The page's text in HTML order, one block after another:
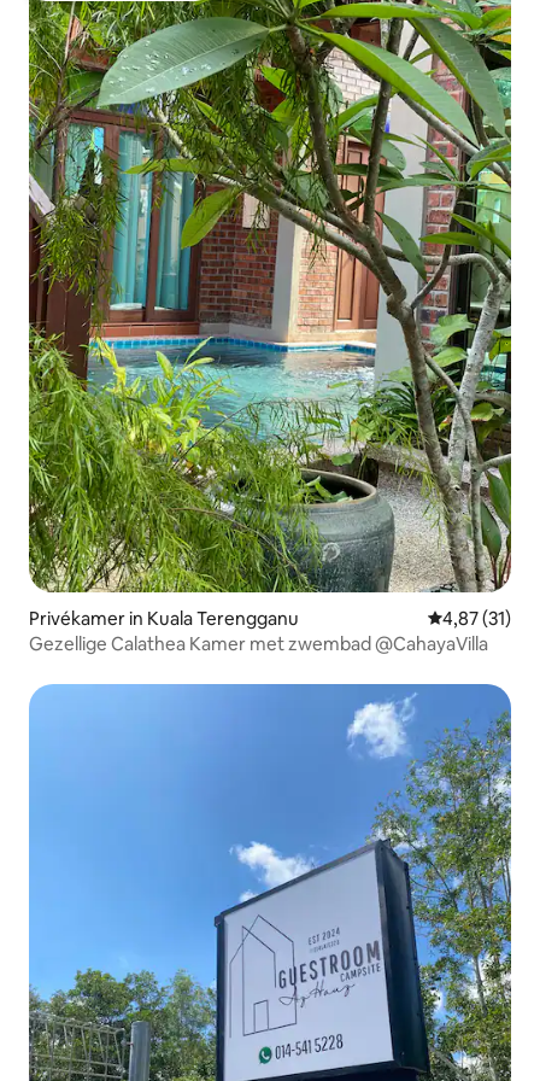
Privékamer in Kuala Terengganu Gemiddelde
4,87 (31)
Gezellige Calathea Kamer met zwembad @CahayaVilla